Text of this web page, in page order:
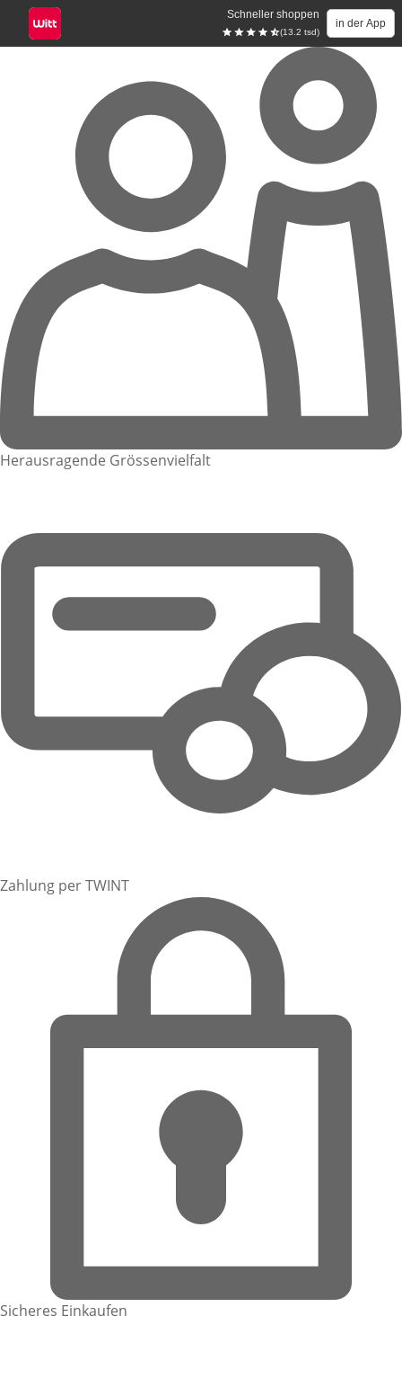
Schneller shoppen
(13.2 tsd)
in der App
Herausragende Grössenvielfalt
Zahlung per TWINT
Sicheres Einkaufen